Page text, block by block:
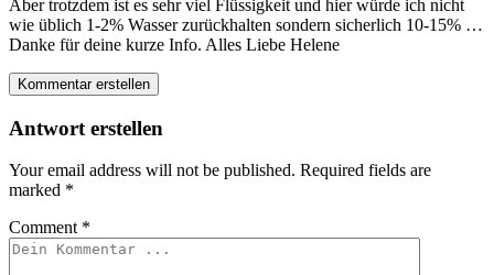
Aber trotzdem ist es sehr viel Flüssigkeit und hier würde ich nicht
wie üblich 1-2% Wasser zurückhalten sondern sicherlich 10-15% …
Danke für deine kurze Info. Alles Liebe Helene
Kommentar erstellen
Antwort erstellen
Your email address will not be published. Required fields are
marked *
Comment *